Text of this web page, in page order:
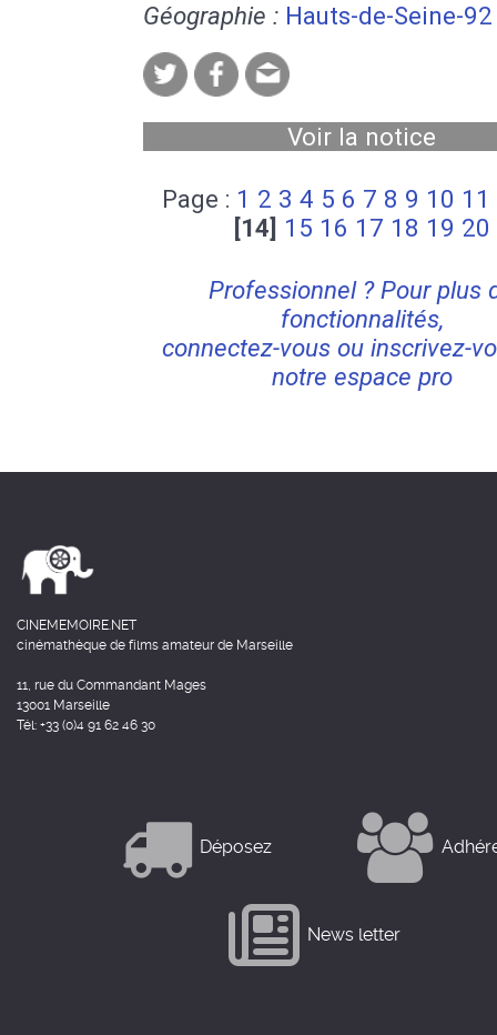
Géographie : Hauts-de-Seine-92
Voir la notice
Page : 1 2 3 4 5 6 7 8 9 10 11
[14] 15 16 17 18 19 20
Professionnel ? Pour plus
fonctionnalités,
connectez-vous ou inscrivez-
notre espace pro
CINEMEMOIRE.NET
cinémathèque de films amateur de Marseille
11, rue du Commandant Mages
13001 Marseille
Tél: +33 (0)4 91 62 46 30
Déposez
News letter